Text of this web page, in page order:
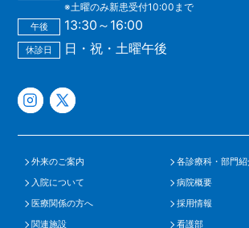
※土曜のみ新患受付10:00まで
午後 13:30～16:00
休診日 日・祝・土曜午後
外来のご案内
各診療科・部門紹
入院について
病院概要
医療関係の方へ
採用情報
関連施設
看護部